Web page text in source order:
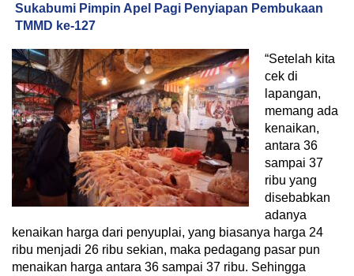
Sukabumi Pimpin Apel Pagi Penyiapan Pembukaan
TMMD ke-127
“Setelah kita
cek di
lapangan,
memang ada
kenaikan,
antara 36
sampai 37
ribu yang
disebabkan
adanya
kenaikan harga dari penyuplai, yang biasanya harga 24
ribu menjadi 26 ribu sekian, maka pedagang pasar pun
menaikan harga antara 36 sampai 37 ribu. Sehingga